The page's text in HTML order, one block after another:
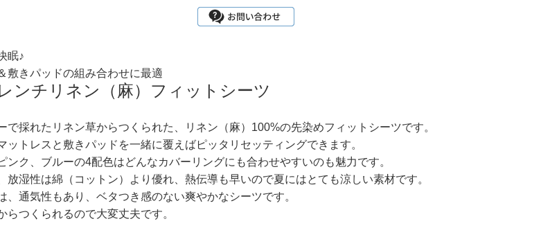
眠♪
敷きパッドの組み合わせに最適
ンチリネン（麻）フィットシーツ
で採れたリネン草からつくられた、リネン（麻）100%の先染めフィットシーツです。
ットレスと敷きパッドを一緒に覆えばピッタリセッティングできます。
ンク、ブルーの4配色はどんなカバーリングにも合わせやすいのも魅力です。
放湿性は綿（コットン）より優れ、熱伝導も早いので夏にはとても涼しい素材です。
、通気性もあり、ベタつき感のない爽やかなシーツです。
らつくられるので大変丈夫です。